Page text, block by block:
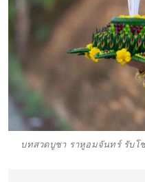
บทสวดบูชา ราหูอมจันทร์ รับโ